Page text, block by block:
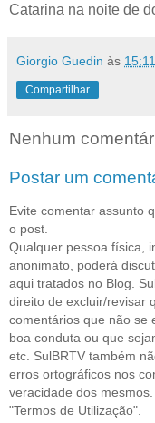
Catarina na noite de
Giorgio Guedin às 15:11
Compartilhar
Nenhum
Postar um
Evite comentar assunto
o post.
Qualquer pessoa física,
anonimato, poderá
aqui tratados no Blog.
direito de excluir/revisar
comentários que não se
boa conduta ou que
etc. SulBRTV também
erros ortográficos nos
veracidade dos
"Termos de Utilização".